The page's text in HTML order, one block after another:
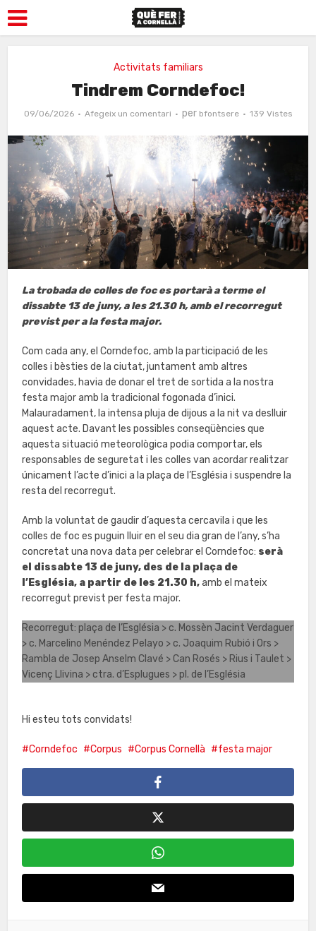
Activitats familiars
Tindrem Corndefoc!
09/06/2026 Afegeix un comentari per bfontsere 139 Vistes
La trobada de colles de foc es portarà a terme el
dissabte 13 de juny, a les 21.30 h, amb el recorregut
previst per a la festa major.
Com cada any, el Corndefoc, amb la participació de les
colles i bèsties de la ciutat, juntament amb altres
convidades, havia de donar el tret de sortida a la nostra
festa major amb la tradicional fogonada d’inici.
Malauradament, la intensa pluja de dijous a la nit va deslluir
aquest acte. Davant les possibles conseqüències que
aquesta situació meteorològica podia comportar, els
responsables de seguretat i les colles van acordar realitzar
únicament l’acte d’inici a la plaça de l’Església i suspendre la
resta del recorregut.
Amb la voluntat de gaudir d’aquesta cercavila i que les
colles de foc es puguin lluir en el seu dia gran de l’any, s’ha
concretat una nova data per celebrar el Corndefoc: serà
el dissabte 13 de juny, des de la plaça de
l’Església, a partir de les 21.30 h,amb el mateix
recorregut previst per festa major.
Recorregut: plaça de l’Església > c. Mossèn Jacint Verdaguer
> c. Marcelino Menéndez Pelayo > c. Joaquim Rubió i Ors >
Rambla de Josep Anselm Clavé > Can Rosés > Rius i Taulet >
Vicenç Llivina > ctra. d’Esplugues > pl. de l’Església
Hi esteu tots convidats!
Corndefoc Corpus Corpus Cornellà festa major